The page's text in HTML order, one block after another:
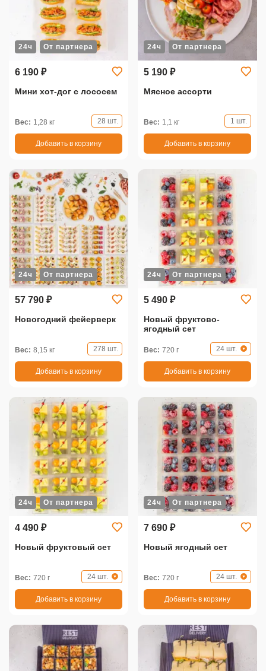
24ч От партнера
6 190 ₽
Мини хот-дог с лососем
Вес: 1,28 кг 28 шт.
Добавить в корзину
24ч От партнера
5 190 ₽
Мясное ассорти
Вес: 1,1 кг 1 шт.
Добавить в корзину
24ч От партнера
57 790 ₽
Новогодний фейерверк
Вес: 8,15 кг 278 шт.
Добавить в корзину
24ч От партнера
5 490 ₽
Новый фруктово-
ягодный сет
Вес: 720 г 24 шт.
Добавить в корзину
24ч От партнера
4 490 ₽
Новый фруктовый сет
Вес: 720 г 24 шт.
Добавить в корзину
24ч От партнера
7 690 ₽
Новый ягодный сет
Вес: 720 г 24 шт.
Добавить в корзину